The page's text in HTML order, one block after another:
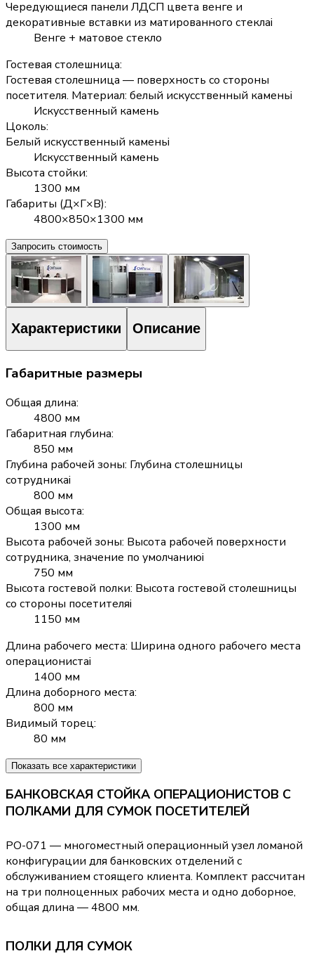
Чередующиеся панели ЛДСП цвета венге и
декоративные вставки из матированного стеклаi
Венге + матовое стекло
Гостевая столешница:
Гостевая столешница — поверхность со стороны
посетителя. Материал: белый искусственный каменьi
Искусственный камень
Цоколь:
Белый искусственный каменьi
Искусственный камень
Высота стойки:
1300 мм
Габариты (Д×Г×В):
4800×850×1300 мм
Запросить стоимость
Характеристики Описание
Габаритные размеры
Общая длина:
4800 мм
Габаритная глубина:
850 мм
Глубина рабочей зоны: Глубина столешницы
сотрудникаi
800 мм
Общая высота:
1300 мм
Высота рабочей зоны: Высота рабочей поверхности
сотрудника, значение по умолчаниюi
750 мм
Высота гостевой полки: Высота гостевой столешницы
со стороны посетителяi
1150 мм
Длина рабочего места: Ширина одного рабочего места
операционистаi
1400 мм
Длина доборного места:
800 мм
Видимый торец:
80 мм
Показать все характеристики
БАНКОВСКАЯ СТОЙКА ОПЕРАЦИОНИСТОВ С
ПОЛКАМИ ДЛЯ СУМОК ПОСЕТИТЕЛЕЙ
РО-071 — многоместный операционный узел ломаной
конфигурации для банковских отделений с
обслуживанием стоящего клиента. Комплект рассчитан
на три полноценных рабочих места и одно доборное,
общая длина — 4800 мм.
ПОЛКИ ДЛЯ СУМОК